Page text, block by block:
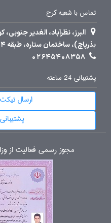
تماس با شعبه کرج
بذرپاچ)، ساختمان ستاره، طبقه 4، پلاک 6
02645408358
پشتیبانی 24 ساعته
ارسال
مجوز رسمی فعالیت از